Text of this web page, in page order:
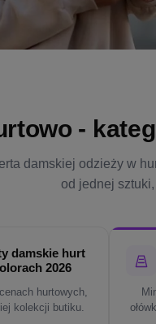
-
damskiej odzieży w
od jednej
damskie hurt
2026
hurtowych,
kolekcji butiku.